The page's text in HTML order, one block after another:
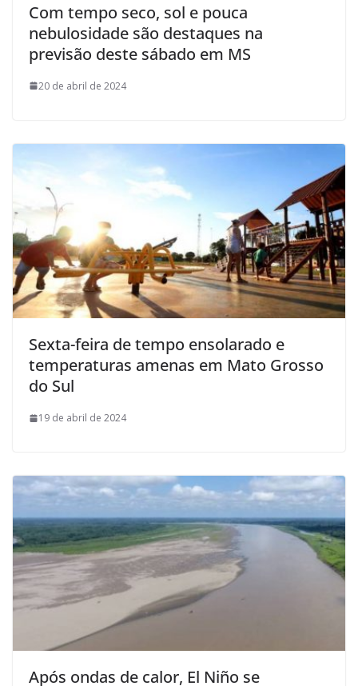
Com tempo seco, sol e pouca
nebulosidade são destaques na
previsão deste sábado em MS
20 de abril de 2024
Sexta-feira de tempo ensolarado e
temperaturas amenas em Mato Grosso
do Sul
19 de abril de 2024
Após ondas de calor, El Niño se